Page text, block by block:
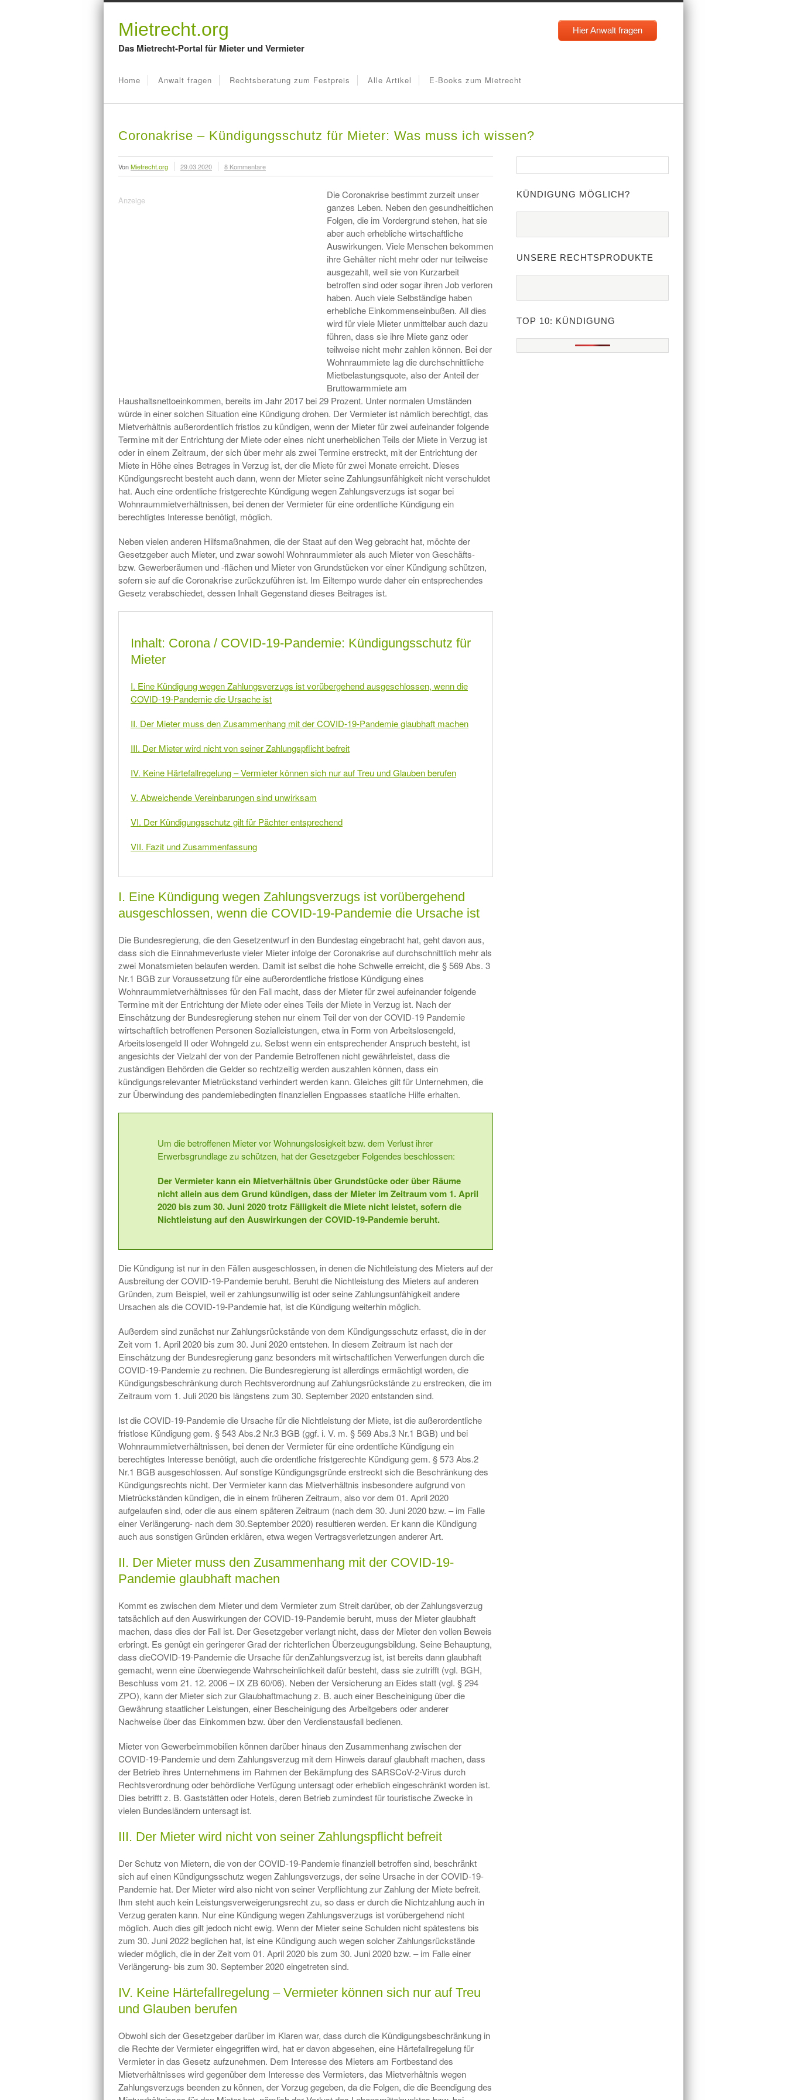
Mietrecht.org
Das Mietrecht-Portal für Mieter und Vermieter
Hier Anwalt fragen
Home Anwalt fragen Rechtsberatung zum Festpreis Alle Artikel E-Books zum Mietrecht
Coronakrise – Kündigungsschutz für Mieter: Was muss ich wissen?
VonMietrecht.org 29.03.2020 8 Kommentare
Die Coronakrise bestimmt zurzeit unser
ganzes Leben. Neben den gesundheitlichen
Folgen, die im Vordergrund stehen, hat sie
aber auch erhebliche wirtschaftliche
Auswirkungen. Viele Menschen bekommen
ihre Gehälter nicht mehr oder nur teilweise
ausgezahlt, weil sie von Kurzarbeit
betroffen sind oder sogar ihren Job verloren
haben. Auch viele Selbständige haben
erhebliche Einkommenseinbußen. All dies
wird für viele Mieter unmittelbar auch dazu
führen, dass sie ihre Miete ganz oder
teilweise nicht mehr zahlen können. Bei der
Wohnraummiete lag die durchschnittliche
Mietbelastungsquote, also der Anteil der
Bruttowarmmiete am
Haushaltsnettoeinkommen, bereits im Jahr 2017 bei 29 Prozent. Unter normalen Umständen
würde in einer solchen Situation eine Kündigung drohen. Der Vermieter ist nämlich berechtigt, das
Mietverhältnis außerordentlich fristlos zu kündigen, wenn der Mieter für zwei aufeinander folgende
Termine mit der Entrichtung der Miete oder eines nicht unerheblichen Teils der Miete in Verzug ist
oder in einem Zeitraum, der sich über mehr als zwei Termine erstreckt, mit der Entrichtung der
Miete in Höhe eines Betrages in Verzug ist, der die Miete für zwei Monate erreicht. Dieses
Kündigungsrecht besteht auch dann, wenn der Mieter seine Zahlungsunfähigkeit nicht verschuldet
hat. Auch eine ordentliche fristgerechte Kündigung wegen Zahlungsverzugs ist sogar bei
Wohnraummietverhältnissen, bei denen der Vermieter für eine ordentliche Kündigung ein
berechtigtes Interesse benötigt, möglich.
Neben vielen anderen Hilfsmaßnahmen, die der Staat auf den Weg gebracht hat, möchte der
Gesetzgeber auch Mieter, und zwar sowohl Wohnraummieter als auch Mieter von Geschäfts-
bzw. Gewerberäumen und -flächen und Mieter von Grundstücken vor einer Kündigung schützen,
sofern sie auf die Coronakrise zurückzuführen ist. Im Eiltempo wurde daher ein entsprechendes
Gesetz verabschiedet, dessen Inhalt Gegenstand dieses Beitrages ist.
Inhalt: Corona / COVID-19-Pandemie: Kündigungsschutz für
Mieter
I. Eine Kündigung wegen Zahlungsverzugs ist vorübergehend ausgeschlossen, wenn die
COVID-19-Pandemie die Ursache ist
II. Der Mieter muss den Zusammenhang mit der COVID-19-Pandemie glaubhaft machen
III. Der Mieter wird nicht von seiner Zahlungspflicht befreit
IV. Keine Härtefallregelung – Vermieter können sich nur auf Treu und Glauben berufen
V. Abweichende Vereinbarungen sind unwirksam
VI. Der Kündigungsschutz gilt für Pächter entsprechend
VII. Fazit und Zusammenfassung
I. Eine Kündigung wegen Zahlungsverzugs ist vorübergehend
ausgeschlossen, wenn die COVID-19-Pandemie die Ursache ist
Die Bundesregierung, die den Gesetzentwurf in den Bundestag eingebracht hat, geht davon aus,
dass sich die Einnahmeverluste vieler Mieter infolge der Coronakrise auf durchschnittlich mehr als
zwei Monatsmieten belaufen werden. Damit ist selbst die hohe Schwelle erreicht, die § 569 Abs. 3
Nr.1 BGB zur Voraussetzung für eine außerordentliche fristlose Kündigung eines
Wohnraummietverhältnisses für den Fall macht, dass der Mieter für zwei aufeinander folgende
Termine mit der Entrichtung der Miete oder eines Teils der Miete in Verzug ist. Nach der
Einschätzung der Bundesregierung stehen nur einem Teil der von der COVID-19 Pandemie
wirtschaftlich betroffenen Personen Sozialleistungen, etwa in Form von Arbeitslosengeld,
Arbeitslosengeld II oder Wohngeld zu. Selbst wenn ein entsprechender Anspruch besteht, ist
angesichts der Vielzahl der von der Pandemie Betroffenen nicht gewährleistet, dass die
zuständigen Behörden die Gelder so rechtzeitig werden auszahlen können, dass ein
kündigungsrelevanter Mietrückstand verhindert werden kann. Gleiches gilt für Unternehmen, die
zur Überwindung des pandemiebedingten finanziellen Engpasses staatliche Hilfe erhalten.
Um die betroffenen Mieter vor Wohnungslosigkeit bzw. dem Verlust ihrer
Erwerbsgrundlage zu schützen, hat der Gesetzgeber Folgendes beschlossen:
Der Vermieter kann ein Mietverhältnis über Grundstücke oder über Räume
nicht allein aus dem Grund kündigen, dass der Mieter im Zeitraum vom 1. April
2020 bis zum 30. Juni 2020 trotz Fälligkeit die Miete nicht leistet, sofern die
Nichtleistung auf den Auswirkungen der COVID-19-Pandemie beruht.
Die Kündigung ist nur in den Fällen ausgeschlossen, in denen die Nichtleistung des Mieters auf der
Ausbreitung der COVID-19-Pandemie beruht. Beruht die Nichtleistung des Mieters auf anderen
Gründen, zum Beispiel, weil er zahlungsunwillig ist oder seine Zahlungsunfähigkeit andere
Ursachen als die COVID-19-Pandemie hat, ist die Kündigung weiterhin möglich.
Außerdem sind zunächst nur Zahlungsrückstände von dem Kündigungsschutz erfasst, die in der
Zeit vom 1. April 2020 bis zum 30. Juni 2020 entstehen. In diesem Zeitraum ist nach der
Einschätzung der Bundesregierung ganz besonders mit wirtschaftlichen Verwerfungen durch die
COVID-19-Pandemie zu rechnen. Die Bundesregierung ist allerdings ermächtigt worden, die
Kündigungsbeschränkung durch Rechtsverordnung auf Zahlungsrückstände zu erstrecken, die im
Zeitraum vom 1. Juli 2020 bis längstens zum 30. September 2020 entstanden sind.
Ist die COVID-19-Pandemie die Ursache für die Nichtleistung der Miete, ist die außerordentliche
fristlose Kündigung gem. § 543 Abs.2 Nr.3 BGB (ggf. i. V. m. § 569 Abs.3 Nr.1 BGB) und bei
Wohnraummietverhältnissen, bei denen der Vermieter für eine ordentliche Kündigung ein
berechtigtes Interesse benötigt, auch die ordentliche fristgerechte Kündigung gem. § 573 Abs.2
Nr.1 BGB ausgeschlossen. Auf sonstige Kündigungsgründe erstreckt sich die Beschränkung des
Kündigungsrechts nicht. Der Vermieter kann das Mietverhältnis insbesondere aufgrund von
Mietrückständen kündigen, die in einem früheren Zeitraum, also vor dem 01. April 2020
aufgelaufen sind, oder die aus einem späteren Zeitraum (nach dem 30. Juni 2020 bzw. – im Falle
einer Verlängerung- nach dem 30.September 2020) resultieren werden. Er kann die Kündigung
auch aus sonstigen Gründen erklären, etwa wegen Vertragsverletzungen anderer Art.
II. Der Mieter muss den Zusammenhang mit der COVID-19-
Pandemie glaubhaft machen
Kommt es zwischen dem Mieter und dem Vermieter zum Streit darüber, ob der Zahlungsverzug
tatsächlich auf den Auswirkungen der COVID-19-Pandemie beruht, muss der Mieter glaubhaft
machen, dass dies der Fall ist. Der Gesetzgeber verlangt nicht, dass der Mieter den vollen Beweis
erbringt. Es genügt ein geringerer Grad der richterlichen Überzeugungsbildung. Seine Behauptung,
dass dieCOVID-19-Pandemie die Ursache für denZahlungsverzug ist, ist bereits dann glaubhaft
gemacht, wenn eine überwiegende Wahrscheinlichkeit dafür besteht, dass sie zutrifft (vgl. BGH,
Beschluss vom 21. 12. 2006 – IX ZB 60/06). Neben der Versicherung an Eides statt (vgl. § 294
ZPO), kann der Mieter sich zur Glaubhaftmachung z. B. auch einer Bescheinigung über die
Gewährung staatlicher Leistungen, einer Bescheinigung des Arbeitgebers oder anderer
Nachweise über das Einkommen bzw. über den Verdienstausfall bedienen.
Mieter von Gewerbeimmobilien können darüber hinaus den Zusammenhang zwischen der
COVID-19-Pandemie und dem Zahlungsverzug mit dem Hinweis darauf glaubhaft machen, dass
der Betrieb ihres Unternehmens im Rahmen der Bekämpfung des SARSCoV-2-Virus durch
Rechtsverordnung oder behördliche Verfügung untersagt oder erheblich eingeschränkt worden ist.
Dies betrifft z. B. Gaststätten oder Hotels, deren Betrieb zumindest für touristische Zwecke in
vielen Bundesländern untersagt ist.
III. Der Mieter wird nicht von seiner Zahlungspflicht befreit
Der Schutz von Mietern, die von der COVID-19-Pandemie finanziell betroffen sind, beschränkt
sich auf einen Kündigungsschutz wegen Zahlungsverzugs, der seine Ursache in der COVID-19-
Pandemie hat. Der Mieter wird also nicht von seiner Verpflichtung zur Zahlung der Miete befreit.
Ihm steht auch kein Leistungsverweigerungsrecht zu, so dass er durch die Nichtzahlung auch in
Verzug geraten kann. Nur eine Kündigung wegen Zahlungsverzugs ist vorübergehend nicht
möglich. Auch dies gilt jedoch nicht ewig. Wenn der Mieter seine Schulden nicht spätestens bis
zum 30. Juni 2022 beglichen hat, ist eine Kündigung auch wegen solcher Zahlungsrückstände
wieder möglich, die in der Zeit vom 01. April 2020 bis zum 30. Juni 2020 bzw. – im Falle einer
Verlängerung- bis zum 30. September 2020 eingetreten sind.
IV. Keine Härtefallregelung – Vermieter können sich nur auf Treu
und Glauben berufen
Obwohl sich der Gesetzgeber darüber im Klaren war, dass durch die Kündigungsbeschränkung in
die Rechte der Vermieter eingegriffen wird, hat er davon abgesehen, eine Härtefallregelung für
Vermieter in das Gesetz aufzunehmen. Dem Interesse des Mieters am Fortbestand des
Mietverhältnisses wird gegenüber dem Interesse des Vermieters, das Mietverhältnis wegen
Zahlungsverzugs beenden zu können, der Vorzug gegeben, da die Folgen, die die Beendigung des
KÜNDIGUNG MÖGLICH?
UNSERE RECHTSPRODUKTE
TOP 10: KÜNDIGUNG